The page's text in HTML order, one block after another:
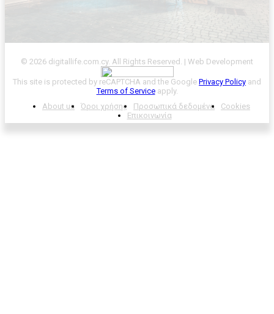
© 2026 digitallife.com.cy. All Rights Reserved. | Web Development
This site is protected by reCAPTCHA and the Google Privacy Policy and
Terms of Serviceapply.
About us
Όροι χρήσης Προσωπικά δεδομένα
Cookies
Επικοινωνία